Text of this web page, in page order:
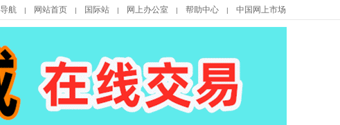
航 | 网站首页 | 国际站 | 网上办公室 | 帮助中心 | 中国网上市场